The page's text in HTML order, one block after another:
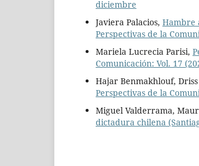
diciembre
Javiera Palacios, Hambre
Perspectivas de la
Mariela Lucrecia Parisi,
Comunicación: Vol. 17
Hajar Benmakhlouf,
Perspectivas de la
Miguel Valderrama,
dictadura chilena